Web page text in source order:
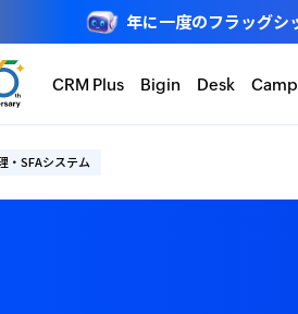
年に一度のフラッグ
CRM Plus Bigin Desk
・SFAシステム